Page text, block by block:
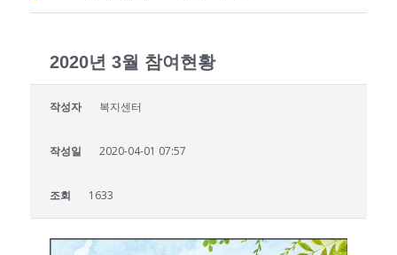
2020년 3월 참여현황
작성자 복지센터
작성일 2020-04-01 07:57
조회 1633